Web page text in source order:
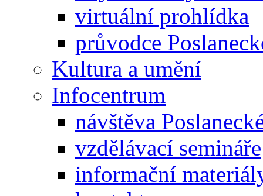
virtuální prohlídka
průvodce
Kultura a umění
Infocentrum
návštěva
vzdělávací semináře
informační